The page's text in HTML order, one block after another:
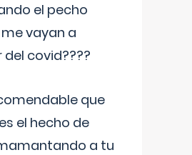
el pecho
vayan a
covid????
que
el hecho de
a tu